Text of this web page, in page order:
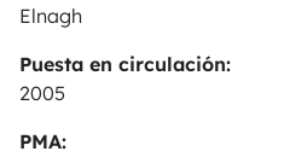
Elnagh
Puesta en circulación:
2005
PMA: